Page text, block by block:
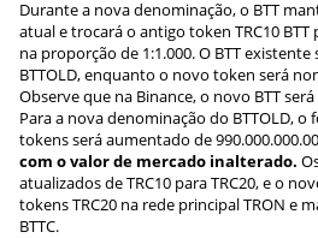
Durante a nova denominação, o BTT
atual e trocará o antigo token TRC10 BTT
na proporção de 1:1.000. O BTT
BTTOLD, enquanto o novo token será
Observe que na Binance, o novo BTT
Para a nova denominação do BTTOLD,
tokens será aumentado de
com o valor de mercado inalterado.
atualizados de TRC10 para TRC20, e o
tokens TRC20 na rede principal TRON e
BTTC.